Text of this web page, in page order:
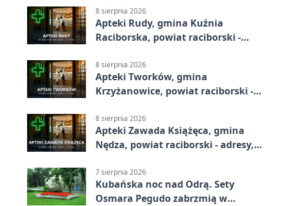
8 sierpnia 2026
Apteki Rudy, gmina Kuźnia
Raciborska, powiat raciborski -
8 sierpnia 2026
Apteki Tworków, gmina
Krzyżanowice, powiat raciborski -
8 sierpnia 2026
Apteki Zawada Książęca, gmina
Nędza, powiat raciborski - adresy,
7 sierpnia 2026
Kubańska noc nad Odrą. Sety
Osmara Pegudo zabrzmią w